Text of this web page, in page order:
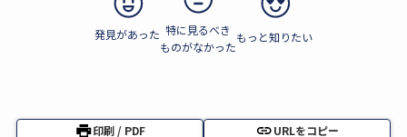
発見があった 特に見るべき
ものがなかった
もっと知りたい
印刷 / PDF URLをコピー